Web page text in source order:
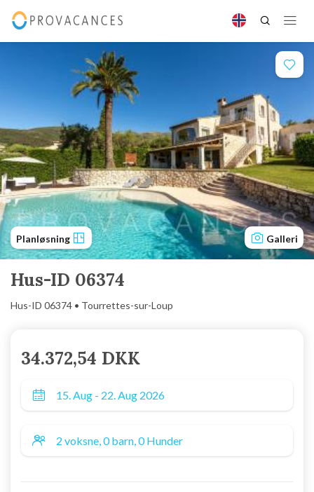
Planløsning Galleri
Hus-ID 06374
Hus-ID 06374 • Tourrettes-sur-Loup
34.372,54 DKK